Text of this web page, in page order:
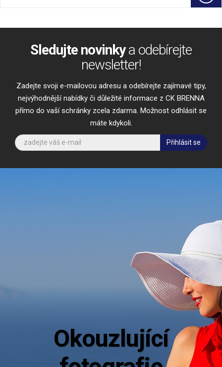
Sledujte novinkya odebírejte
newsletter!
Zadejte svoji e-mailovou adresu a odebírejte zajímavé tipy,
nejvýhodnější nabídky či důležité informace z CK BRENNA
přímo do vaší schránky zcela zdarma. Možnost odhlásit se
máte kdykoli.
Přihlásit se
Mějte dokonalý přehled o novinkách